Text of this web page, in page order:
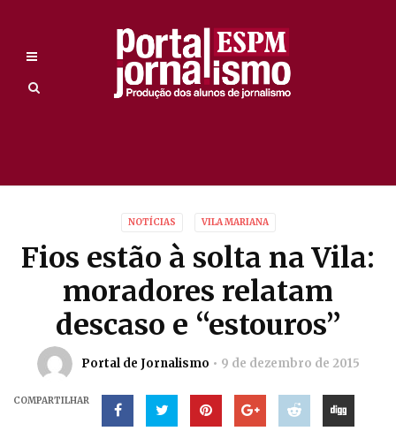
NOTÍCIAS VILA MARIANA
Fios estão à solta na Vila:
moradores relatam
descaso e “estouros”
Portal de Jornalismo 9 de dezembro de 2015
COMPARTILHAR